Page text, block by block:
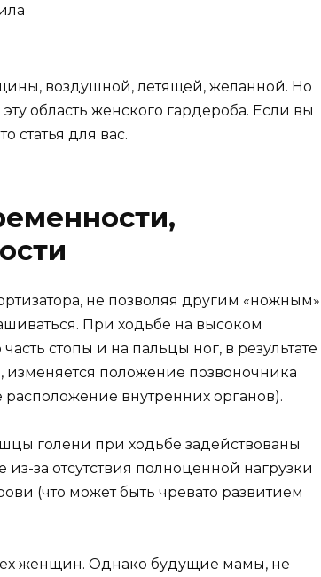
воздушной, летящей, желанной. Но
область женского гардероба. Если вы
статья для вас.
не позволяя другим «ножным»
При ходьбе на высоком
стопы и на пальцы ног, в результате
изменяется положение позвоночника
внутренних органов).
голени при ходьбе задействованы
за отсутствия полноценной нагрузки
(что может быть чревато развитием
женщин. Однако будущие мамы, не